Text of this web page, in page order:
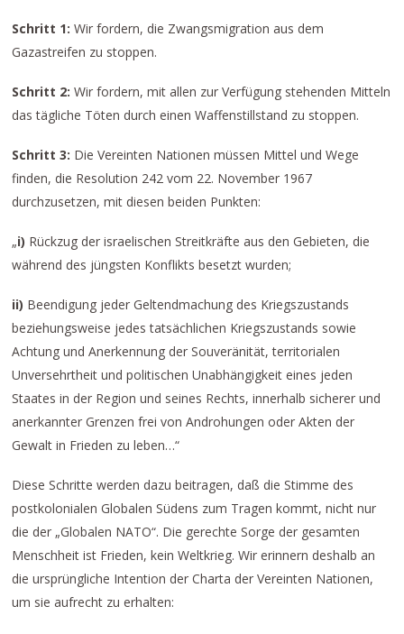
Schritt 1: Wir fordern, die Zwangsmigration aus dem
Gazastreifen zu stoppen.
Schritt 2:Wir fordern, mit allen zur Verfügung stehenden Mitteln
das tägliche Töten durch einen Waffenstillstand zu stoppen.
Schritt 3: Die Vereinten Nationen müssen Mittel und Wege
finden, die Resolution 242 vom 22. November 1967
durchzusetzen, mit diesen beiden Punkten:
„i) Rückzug der israelischen Streitkräfte aus den Gebieten, die
während des jüngsten Konflikts besetzt wurden;
ii) Beendigung jeder Geltendmachung des Kriegszustands
beziehungsweise jedes tatsächlichen Kriegszustands sowie
Achtung und Anerkennung der Souveränität, territorialen
Unversehrtheit und politischen Unabhängigkeit eines jeden
Staates in der Region und seines Rechts, innerhalb sicherer und
anerkannter Grenzen frei von Androhungen oder Akten der
Gewalt in Frieden zu leben…“
Diese Schritte werden dazu beitragen, daß die Stimme des
postkolonialen Globalen Südens zum Tragen kommt, nicht nur
die der „Globalen NATO“. Die gerechte Sorge der gesamten
Menschheit ist Frieden, kein Weltkrieg. Wir erinnern deshalb an
die ursprüngliche Intention der Charta der Vereinten Nationen,
um sie aufrecht zu erhalten: